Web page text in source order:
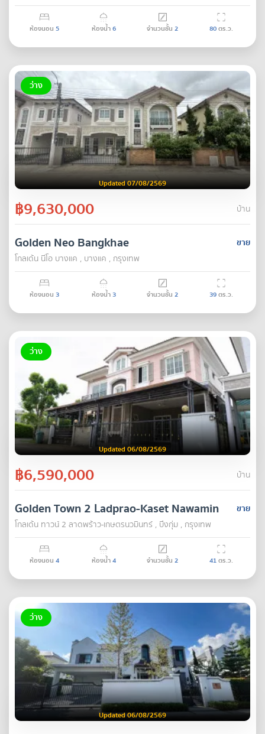
ห้องนอน 5 ห้องน้ำ6 จำนวนชั้น 2 80ตร.ว.
ว่าง
Updated 07/08/2569
฿9,630,000 บ้าน
ขาย
Golden Neo Bangkhae
โกลเด้น นีโอ บางแค , บางแค , กรุงเทพ
ห้องนอน 3 ห้องน้ำ3 จำนวนชั้น 2 39ตร.ว.
ว่าง
Updated 06/08/2569
฿6,590,000 บ้าน
ขาย
Golden Town 2 Ladprao-Kaset Nawamin
โกลเด้น ทาวน์ 2 ลาดพร้าว-เกษตรนวมินทร์ , บึงกุ่ม , กรุงเทพ
ห้องนอน 4 ห้องน้ำ4 จำนวนชั้น 2 41ตร.ว.
ว่าง
Updated 06/08/2569